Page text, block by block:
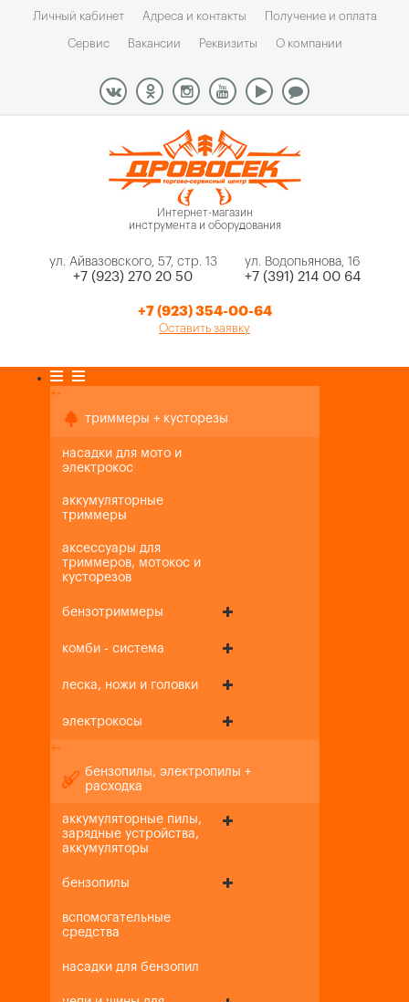
Личный кабинет Адреса и контакты Получение и оплата
Сервис Вакансии Реквизиты О компании
Интернет-магазин
инструмента и оборудования
ул. Айвазовского, 57, стр. 13
+7 (923) 270 20 50
ул. Водопьянова, 16
+7 (391) 214 00 64
+7 (923) 354-00-64
Оставить заявку
+-
триммеры + кусторезы
насадки для мото и
электрокос
аккумуляторные
триммеры
аксессуары для
триммеров, мотокос и
кусторезов
бензотриммеры
комби - система
леска, ножи и головки
электрокосы
+-
бензопилы, электропилы +
расходка
аккумуляторные пилы,
зарядные устройства,
аккумуляторы
бензопилы
вспомогательные
средства
насадки для бензопил